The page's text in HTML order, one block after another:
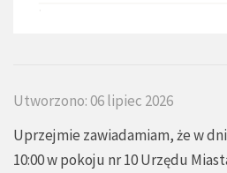
Utworzono: 06 lipiec 2026
Uprzejmie zawiadamiam, że w
10:00 w pokoju nr 10 Urzędu